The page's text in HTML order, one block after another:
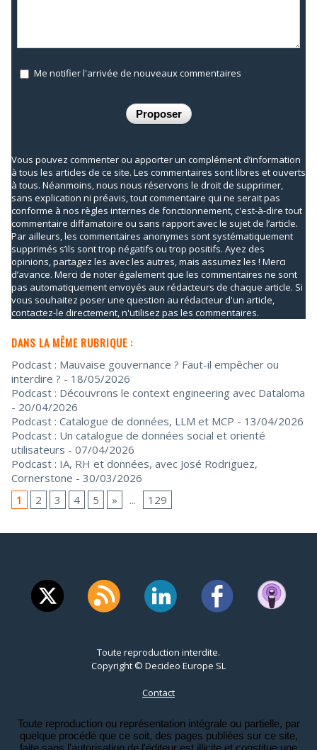
Me notifier l'arrivée de nouveaux commentaires
Vous pouvez commenter ou apporter un complément d’information
à tous les articles de ce site. Les commentaires sont libres et ouverts
à tous. Néanmoins, nous nous réservons le droit de supprimer,
sans explication ni préavis, tout commentaire qui ne serait pas
conforme à nos règles internes de fonctionnement, c'est-à-dire tout
commentaire diffamatoire ou sans rapport avec le sujet de l’article.
Par ailleurs, les commentaires anonymes sont systématiquement
supprimés s’ils sont trop négatifs ou trop positifs. Ayez des
opinions, partagez les avec les autres, mais assumez les ! Merci
d’avance. Merci de noter également que les commentaires ne sont
pas automatiquement envoyés aux rédacteurs de chaque article. Si
vous souhaitez poser une question au rédacteur d'un article,
contactez-le directement, n'utilisez pas les commentaires.
DANS LA MÊME RUBRIQUE :
Podcast : Mauvaise gouvernance ? Faut-il empêcher ou
interdire ? - 18/05/2026
Podcast : Découvrons le context engineering avec Dataloma
- 20/04/2026
Podcast : Catalogue de données, LLM et MCP - 13/04/2026
Podcast : Un catalogue de données social et orienté
utilisateurs - 07/04/2026
Podcast : IA, RH et données, avec José Rodriguez,
Cornerstone - 30/03/2026
1
2 3 4 5 » ... 129
Toute reproduction interdite.
Copyright © Decideo Europe SL
Contact
Toute reproduction ou représentation intégrale ou partielle, par
quelque procédé que ce soit, des pages publiées sur ce site,
faite sans l'autorisation de l'éditeur est illicite et constitue une